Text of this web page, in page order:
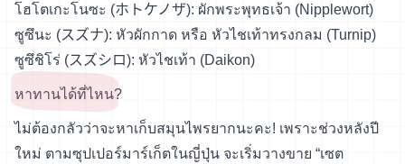
โฮโตเกะโนซะ (ホトケノザ): ผักพระพุทธเจ้า (Nipplewort)
ซูซึนะ (スズナ): หัวผักกาด หรือ หัวไชเท้าทรงกลม (Turnip)
ซูซึชิโร่ (スズシロ): หัวไชเท้า (Daikon)
หาทานได้ที่ไหน?
ไม่ต้องกลัวว่าจะหาเก็บสมุนไพรยากนะคะ! เพราะช่วงหลังปี
ใหม่ ตามซุปเปอร์มาร์เก็ตในญี่ปุ่น จะเริ่มวางขาย “เซต